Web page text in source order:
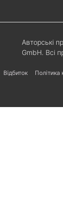
Авторські
GmbH. Всі
Відбиток Політика